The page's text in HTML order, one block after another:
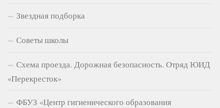
Звездная подборка
Советы школы
Схема проезда. Дорожная безопасность. Отряд ЮИД
«Перекресток»
ФБУЗ «Центр гигиенического образования